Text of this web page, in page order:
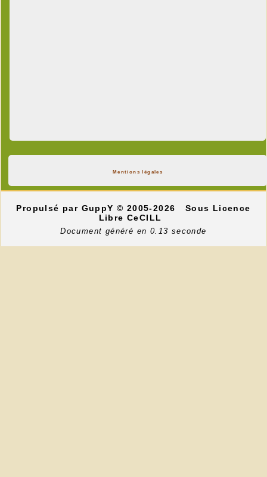
Mentions légales
Propulsé par GuppY© 2005-2026
Sous Licence
Libre CeCILL
Document généré en 0.13 seconde